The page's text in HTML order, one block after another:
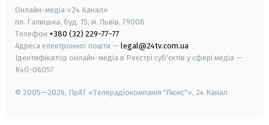
Онлайн-медіа «24 Канал»
пл. Галицька, буд. 15, м. Львів, 79008
Телефон +380 (32) 229-77-77
Адреса електронної пошти — legal@24tv.com.ua
Ідентифікатор онлайн-медіа в Реєстрі суб'єктів у сфері медіа —
R40-06057
© 2005—2026, ПрАТ «Телерадіокомпанія "Люкс"», 24 Канал.